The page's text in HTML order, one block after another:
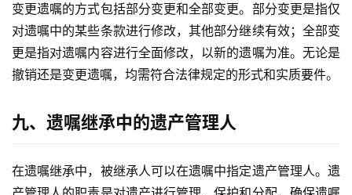
变更遗嘱的方式包括部分变更和全部变更。部分变更是指仅
对遗嘱中的某些条款进行修改，其他部分继续有效；全部变
更是指对遗嘱内容进行全面修改，以新的遗嘱为准。无论是
撤销还是变更遗嘱，均需符合法律规定的形式和实质要件。
九、遗嘱继承中的遗产管理人
在遗嘱继承中，被继承人可以在遗嘱中指定遗产管理人。遗